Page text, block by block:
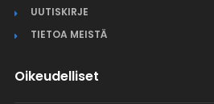
UUTISKIRJE
TIETOA MEISTÄ
Oikeudelliset